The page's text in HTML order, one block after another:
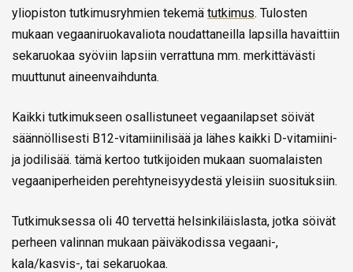
yliopiston tutkimusryhmien tekemä tutkimus. Tulosten
mukaan vegaaniruokavaliota noudattaneilla lapsilla havaittiin
sekaruokaa syöviin lapsiin verrattuna mm. merkittävästi
muuttunut aineenvaihdunta.
Kaikki tutkimukseen osallistuneet vegaanilapset söivät
säännöllisesti B12-vitamiinilisää ja lähes kaikki D-vitamiini-
ja jodilisää. tämä kertoo tutkijoiden mukaan suomalaisten
vegaaniperheiden perehtyneisyydestä yleisiin suosituksiin.
Tutkimuksessa oli 40 tervettä helsinkiläislasta, jotka söivät
perheen valinnan mukaan päiväkodissa vegaani-,
kala/kasvis-, tai sekaruokaa.